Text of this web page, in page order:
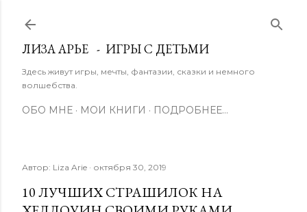
ЛИЗА АРЬЕ - ИГРЫ С ДЕТЬМИ
Здесь живут игры, мечты, фантазии, сказки и немного
волшебства.
ОБО МНЕ МОИ КНИГИ ПОДРОБНЕЕ…
Автор: Liza Arie октября 30, 2019
10 ЛУЧШИХ СТРАШИЛОК НА